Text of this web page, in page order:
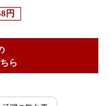
円
ら